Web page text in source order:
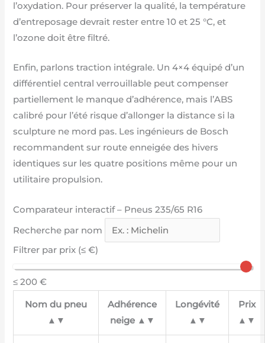
l’oxydation. Pour préserver la qualité, la température
d’entreposage devrait rester entre 10 et 25 °C, et
l’ozone doit être filtré.
Enfin, parlons traction intégrale. Un 4×4 équipé d’un
différentiel central verrouillable peut compenser
partiellement le manque d’adhérence, mais l’ABS
calibré pour l’été risque d’allonger la distance si la
sculpture ne mord pas. Les ingénieurs de Bosch
recommandent sur route enneigée des hivers
identiques sur les quatre positions même pour un
utilitaire propulsion.
Comparateur interactif – Pneus 235/65 R16
Recherche par nom
Filtrer par prix (≤ €)
≤ 200 €
Nom du pneu
▲▼
Adhérence
neige ▲▼
Longévité
▲▼
Prix
▲▼